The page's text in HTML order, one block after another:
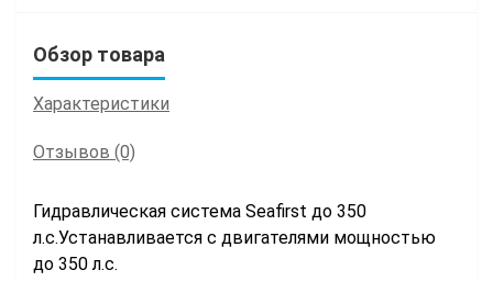
Обзор товара
Характеристики
Отзывов (0)
Гидравлическая система Seafirst до 350
л.с.Устанавливается с двигателями мощностью
до 350 л.с.